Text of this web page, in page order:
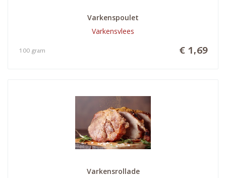
Varkenspoulet
Varkensvlees
€ 1,69
100 gram
Varkensrollade